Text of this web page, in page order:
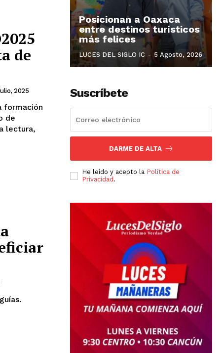
de
2025
formación
de
lectura,
Posicionan a Oaxaca
entre destinos turísticos
más felices
LUCES DEL SIGLO IC - 5 Agosto, 2026
Suscríbete
DARME DE ALTA
He leído y acepto la Política de
Privacidad .